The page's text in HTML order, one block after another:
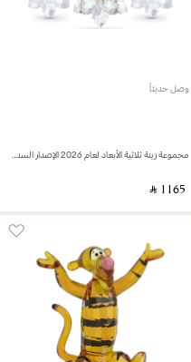
وصل حديثاً
مجموعة زينة ثلاثية الأبعاد لعام 2026 الإصدار السنوي
‎ ⃁ ⁦1165⁩ ‎